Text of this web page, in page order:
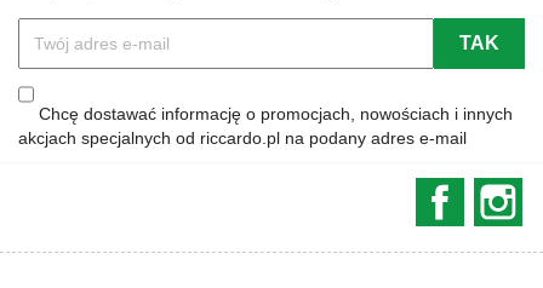
Chcę dostawać informację o promocjach, nowościach i innych
akcjach specjalnych od riccardo.pl na podany adres e-mail